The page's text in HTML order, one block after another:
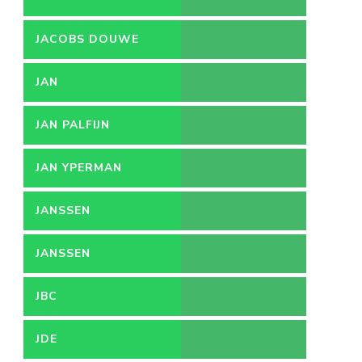
JACOBS DOUWE
EGBERTS
JAN
JAN PALFIJN
JAN YPERMAN
JANSSEN
JANSSEN
PHARMACEUTICA
JBC
JDE